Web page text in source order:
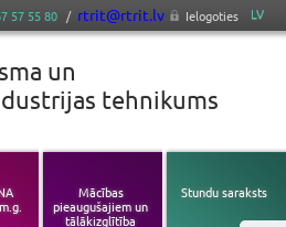
57 55 80 / rtrit@rtrit.lv Ielogoties
LV
un
tehnikums
Mācības
pieaugušajiem un
tālākizglītība
Stundu saraksts